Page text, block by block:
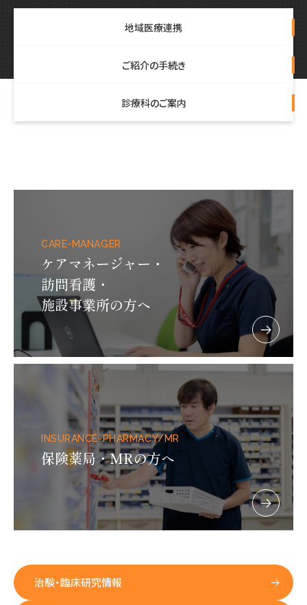
地域医療連携
ご紹介の手続き
診療科のご案内
CARE-MANAGER
ケアマネージャー・
訪問看護・
施設事業所の方へ
INSURANCE-PHARMACY/MR
保険薬局・MRの方へ
治験・臨床研究情報